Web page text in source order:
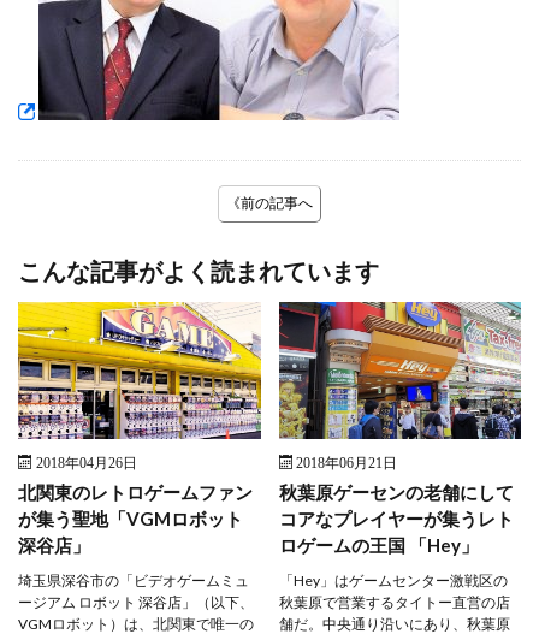
《前の記事へ
こんな記事がよく読まれています
2018年04月26日
北関東のレトロゲームファン
が集う聖地「VGMロボット
深谷店」
埼玉県深谷市の「ビデオゲームミュ
ージアム ロボット 深谷店」（以下、
VGMロボット）は、北関東で唯一の
2018年06月21日
秋葉原ゲーセンの老舗にして
コアなプレイヤーが集うレト
ロゲームの王国 「Hey」
「Hey」はゲームセンター激戦区の
秋葉原で営業するタイトー直営の店
舗だ。中央通り沿いにあり、秋葉原